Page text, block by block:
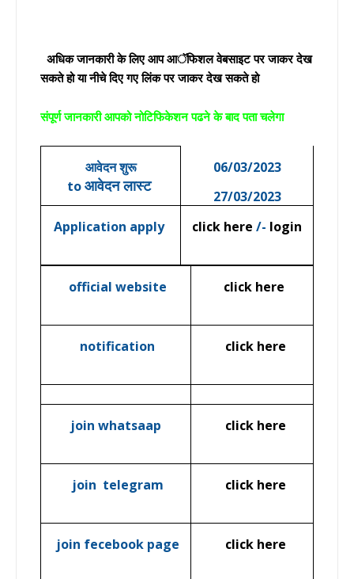
अधिक जानकारी के लिए आप आॅफिशल वेबसाइट पर जाकर देख
सकते हो या नीचे दिए गए लिंक पर जाकर देख सकते हो
संपूर्ण जानकारी आपको नोटिफिकेशन पढने के बाद पता चलेगा
आवेदनशुरू
toआवेदन लास्ट
06/03/2023
27/03/2023
Application apply
click here /- login
official website click here
notification click here
join whatsaap click here
join telegram click here
join fecebook page click here